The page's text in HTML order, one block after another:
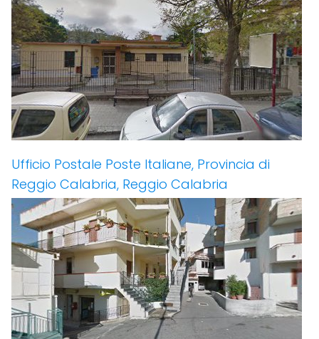
Ufficio Postale Poste Italiane, Provincia di
Reggio Calabria, Reggio Calabria